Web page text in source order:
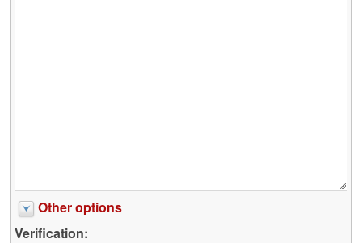
Other options
Verification: